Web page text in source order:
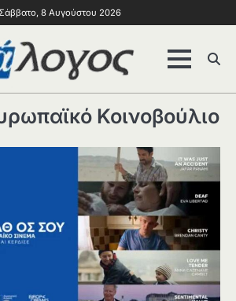
Σάββατο, 8 Αυγούστου 2026
Κοινοβούλιο